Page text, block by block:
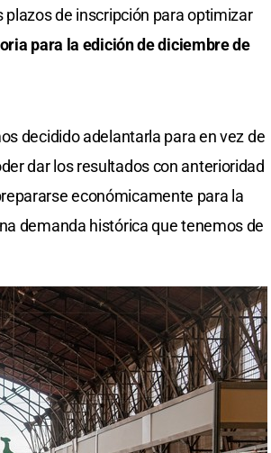
plazos de inscripción para optimizar
para la edición de diciembre de
decidido adelantarla para en vez de
dar los resultados con anterioridad
económicamente para la
demanda histórica que tenemos de